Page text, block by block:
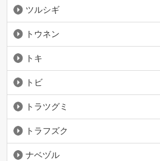
ツルシギ
トウネン
トキ
トビ
トラツグミ
トラフズク
ナベヅル